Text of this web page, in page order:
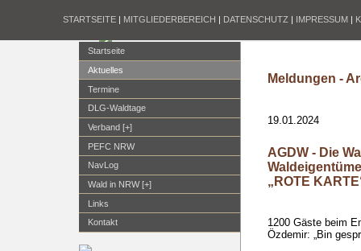
STARTSEITE | MITGLIEDERBEREICH | DATENSCHUTZ | IMPRESSUM |
Startseite
Aktuelles
Termine
DLG-Waldtage
Verband [+]
PEFC NRW
NavLog
Wald in NRW [+]
Links
Kontakt
Meldungen -
19.01.2024
AGDW - Die
„ROTE
1200 Gäste beim
Özdemir: „Bin